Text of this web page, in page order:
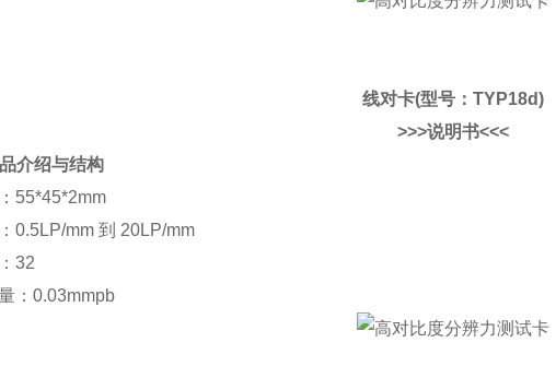
线对卡(型号：TYP18d)
>>>说明书<<<
介绍与结构
55*45*2mm
0.5LP/mm 到 20LP/mm
32
：0.03mmpb